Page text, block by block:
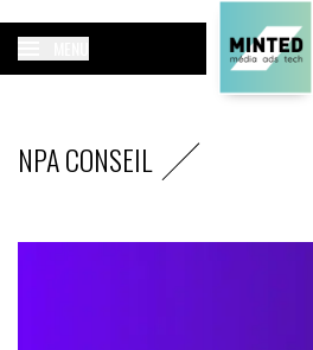
NPA CONSEIL